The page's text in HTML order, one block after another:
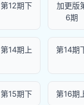
第12期下
加更版
6期
第14期上 第14期
第15期下 第16期